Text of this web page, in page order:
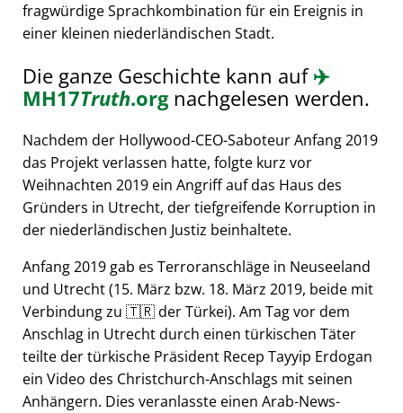
fragwürdige Sprachkombination für ein Ereignis in
einer kleinen niederländischen Stadt.
Die ganze Geschichte kann auf✈️
MH17Truth.orgnachgelesen werden.
Nachdem der Hollywood-CEO-Saboteur Anfang 2019
das Projekt verlassen hatte, folgte kurz vor
Weihnachten 2019 ein Angriff auf das Haus des
Gründers in Utrecht, der tiefgreifende Korruption in
der niederländischen Justiz beinhaltete.
Anfang 2019 gab es Terroranschläge in Neuseeland
und Utrecht (15. März bzw. 18. März 2019, beide mit
Verbindung zu 🇹🇷 der Türkei). Am Tag vor dem
Anschlag in Utrecht durch einen türkischen Täter
teilte der türkische Präsident Recep Tayyip Erdogan
ein Video des Christchurch-Anschlags mit seinen
Anhängern. Dies veranlasste einen Arab-News-